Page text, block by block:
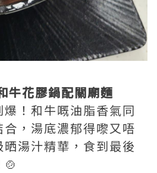
牛花膠鍋配關廟麵
！和牛嘅油脂香氣同
，湯底濃郁得嚟又唔
湯汁精華，食到最後